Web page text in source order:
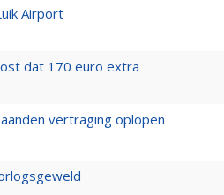
Airport
dat 170 euro extra
vertraging oplopen